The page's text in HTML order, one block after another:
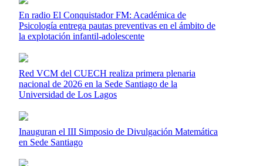
En radio El Conquistador FM: Académica de
Psicología entrega pautas preventivas en el ámbito de
la explotación infantil-adolescente
Red VCM del CUECH realiza primera plenaria
nacional de 2026 en la Sede Santiago de la
Universidad de Los Lagos
Inauguran el III Simposio de Divulgación Matemática
en Sede Santiago